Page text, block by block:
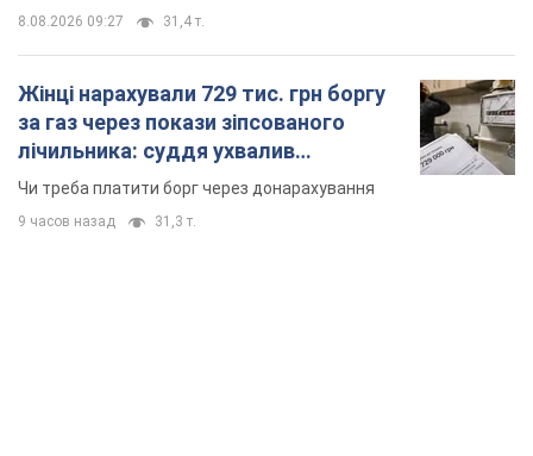
8.08.2026 09:27 31,4 т.
Жінці нарахували 729 тис. грн боргу
за газ через покази зіпсованого
лічильника: суддя ухвалив
неочікуване рішення
Чи треба платити борг через донарахування
9 часов назад 31,3 т.